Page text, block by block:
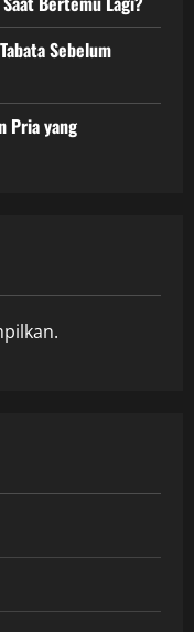
Sebelum
Pria yang